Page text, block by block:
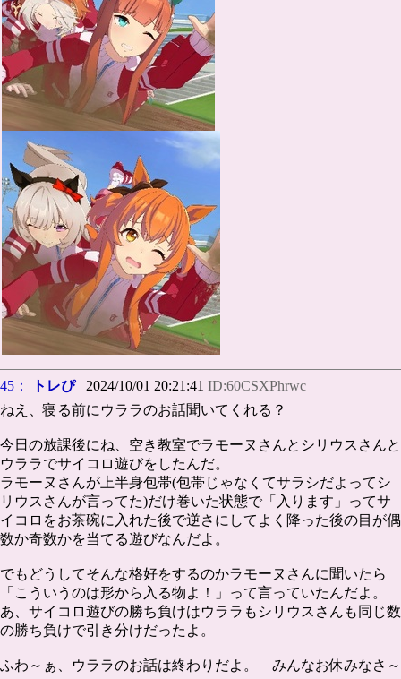
45： トレぴ2024/10/01 20:21:41 ID:60CSXPhrwc
ねえ、寝る前にウララのお話聞いてくれる？
今日の放課後にね、空き教室でラモーヌさんとシリウスさんと
ウララでサイコロ遊びをしたんだ。
ラモーヌさんが上半身包帯(包帯じゃなくてサラシだよってシ
リウスさんが言ってた)だけ巻いた状態で「入ります」ってサ
イコロをお茶碗に入れた後で逆さにしてよく降った後の目が偶
数か奇数かを当てる遊びなんだよ。
でもどうしてそんな格好をするのかラモーヌさんに聞いたら
「こういうのは形から入る物よ！」って言っていたんだよ。
あ、サイコロ遊びの勝ち負けはウララもシリウスさんも同じ数
の勝ち負けで引き分けだったよ。
ふわ～ぁ、ウララのお話は終わりだよ。 みんなお休みなさ～